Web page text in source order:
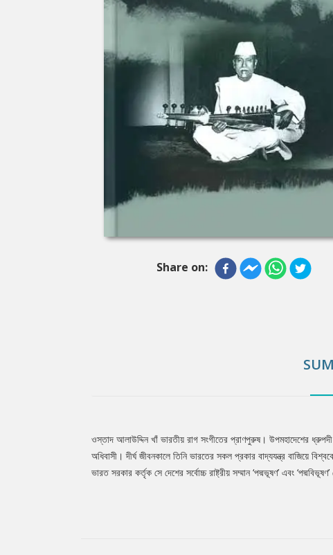
Share on:
Tab
ওস্তাদ আলাউদ্দিন খাঁ ভারতীয় রাগ সংগীতের প্রাণপুরুষ। উপমহাদেশের
অধিবাসী। দীর্ঘ জীবনকালে তিনি ভারতের সকল প্রকার বাদ্যযন্ত্র বাজিয়ে
ভারত সরকার কর্তৃক সে দেশের সর্বোচ্চ রাষ্ট্রীয় সম্মান ‘পদ্মভূষণ’ এবং